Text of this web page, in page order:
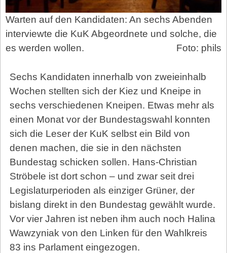
Warten auf den Kandidaten: An sechs Abenden
interviewte die KuK Abgeordnete und solche, die
es werden wollen.
Foto: phils
Sechs Kandidaten innerhalb von zweieinhalb
Wochen stellten sich der Kiez und Kneipe in
sechs verschiedenen Kneipen. Etwas mehr als
einen Monat vor der Bundestagswahl konnten
sich die Leser der KuK selbst ein Bild von
denen machen, die sie in den nächsten
Bundestag schicken sollen. Hans-Christian
Ströbele ist dort schon – und zwar seit drei
Legislaturperioden als einziger Grüner, der
bislang direkt in den Bundestag gewählt wurde.
Vor vier Jahren ist neben ihm auch noch Halina
Wawzyniak von den Linken für den Wahlkreis
83 ins Parlament eingezogen.